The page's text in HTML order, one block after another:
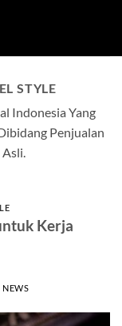
STYLE
Indonesia Yang
Penjualan
Kerja
NEWS